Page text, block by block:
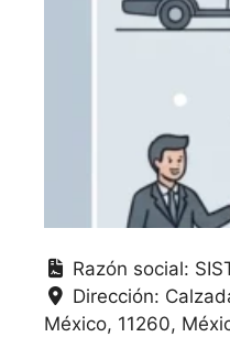
Razón social:
Dirección:
México 11260